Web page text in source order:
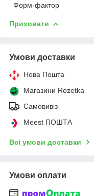
Форм-фактор
Приховати
Умови доставки
Нова Пошта
Магазини Rozetka
Самовивіз
Meest ПОШТА
Всі умови доставки
Умови оплати